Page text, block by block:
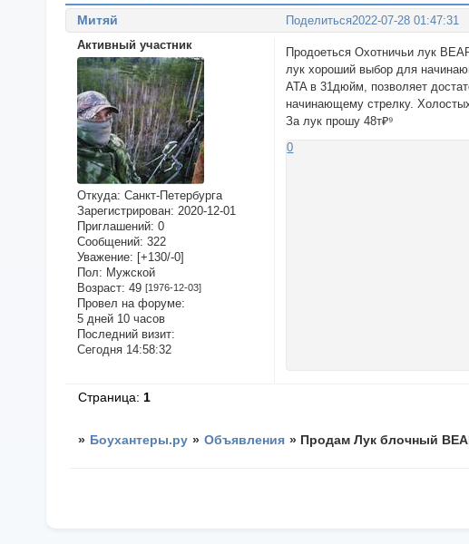
Поделиться2022-07-28 01:47:31
Митяй
Активный участник
Откуда: Санкт-Петербурга
Зарегистрирован: 2020-12-01
Приглашений: 0
Сообщений: 322
Уважение: [+130/-0]
Пол: Мужской
Возраст: 49 [1976-12-03]
Провел на форуме:
5 дней 10 часов
Последний визит:
Сегодня 14:58:32
Продоеться Охотничьи лук
лук хороший выбор для
ATA в 31дюйм, позволяет
начинающему стрелку.
За лук прошу 48т₽⁹
0
Страница: 1
» Боухантеры.ру » Объявления » Продам Лук блочный